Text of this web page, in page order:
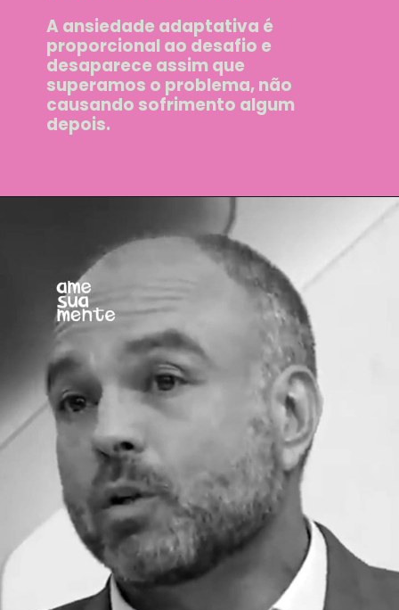
A ansiedade adaptativa é
proporcional ao desafio e
desaparece assim que
superamos o problema, não
causando sofrimento algum
depois.